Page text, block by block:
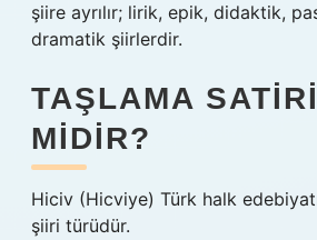
şiire ayrılır; lirik, epik, didaktik,
dramatik şiirlerdir.
TAŞLAMA
MIDIR?
Hiciv (Hicviye) Türk halk
şiiri türüdür.